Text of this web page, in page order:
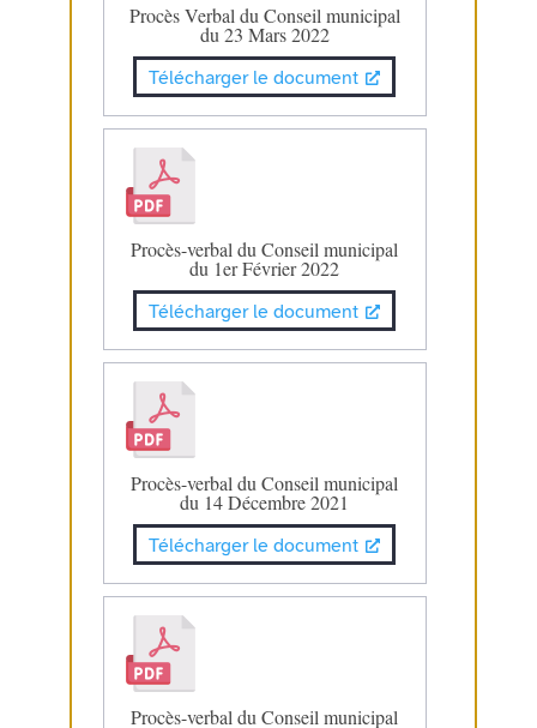
Procès Verbal du Conseil municipal
du 23 Mars 2022
Télécharger le document
Procès-verbal du Conseil municipal
du 1er Février 2022
Télécharger le document
Procès-verbal du Conseil municipal
du 14 Décembre 2021
Télécharger le document
Procès-verbal du Conseil municipal